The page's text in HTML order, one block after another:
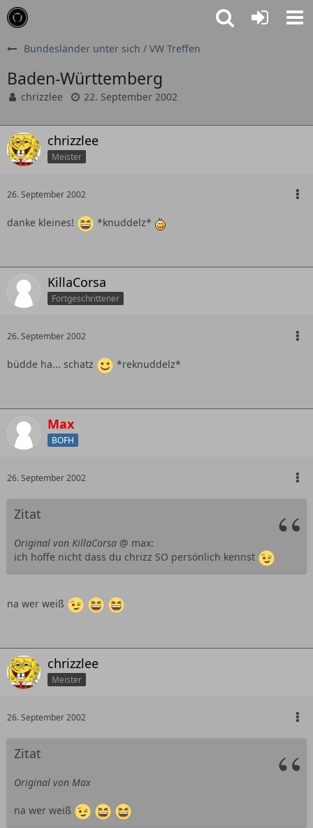
Bundesländer unter sich / VW Treffen
Baden-Württemberg
chrizzlee 22. September 2002
chrizzlee
Meister
26. September 2002
danke kleines! *knuddelz*
KillaCorsa
Fortgeschrittener
26. September 2002
büdde ha... schatz *reknuddelz*
Max
BOFH
26. September 2002
Zitat
Original von KillaCorsa @ max:
ich hoffe nicht dass du chrizz SO persönlich kennst
na wer weiß
chrizzlee
Meister
26. September 2002
Zitat
Original von Max
na wer weiß